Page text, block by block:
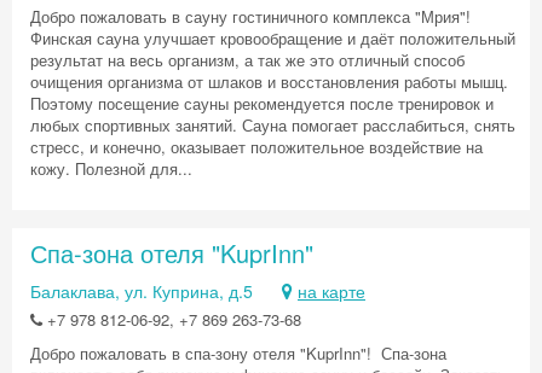
Добро пожаловать в сауну гостиничного комплекса "Мрия"!
Финская сауна улучшает кровообращение и даёт положительный
результат на весь организм, а так же это отличный способ
очищения организма от шлаков и восстановления работы мышц.
Поэтому посещение сауны рекомендуется после тренировок и
любых спортивных занятий. Сауна помогает расслабиться, снять
стресс, и конечно, оказывает положительное воздействие на
кожу. Полезной для...
Спа-зона отеля "KuprInn"
Балаклава, ул. Куприна, д.5 на карте
+7 978 812-06-92, +7 869 263-73-68
Добро пожаловать в спа-зону отеля "KuprInn"! Спа-зона